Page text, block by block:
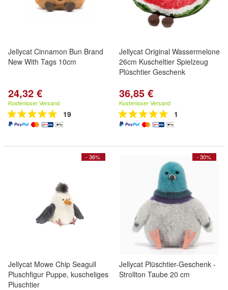
Jellycat Cinnamon Bun Brand
New With Tags 10cm
24,32 €
Kostenloser Versand
19
Jellycat Original Wassermelone
26cm Kuscheltier Spielzeug
Plüschtier Geschenk
36,85 €
Kostenloser Versand
1
- 36%
Jellycat Mowe Chip Seagull
Pluschfigur Puppe, kuscheliges
Pluschtier
- 30%
Jellycat Plüschtier-Geschenk -
Strollton Taube 20 cm